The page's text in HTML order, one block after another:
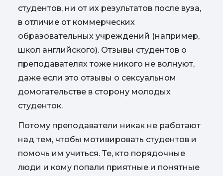
студентов, ни от их результатов после вуза,
в отличие от коммерческих
образовательных учреждений (например,
школ английского). Отзывы студентов о
преподавателях тоже никого не волнуют,
даже если это отзывы о сексуальном
домогательстве в сторону молодых
студенток.
Потому преподаватели никак не работают
над тем, чтобы мотивировать студентов и
помочь им учиться. Те, кто порядочные
люди и кому попали приятные и понятные